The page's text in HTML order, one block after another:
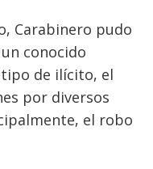
Carabinero pudo
conocido
de ilícito, el
por diversos
el robo